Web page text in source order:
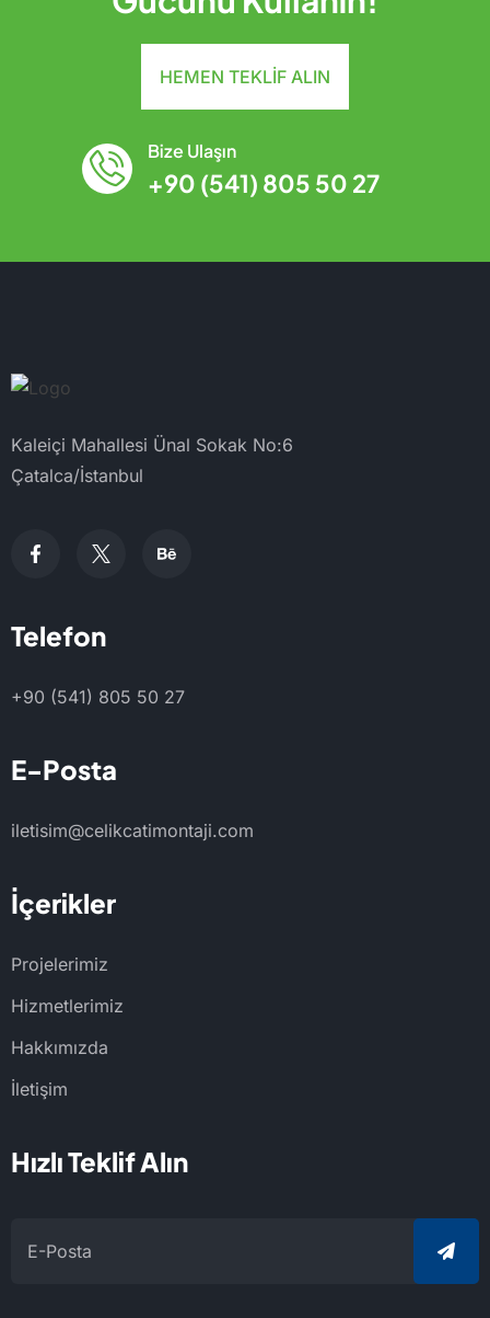
HEMEN TEKLIF ALIN
Bize Ulaşın
+90 (541) 805 50 27
Kaleiçi Mahallesi Ünal Sokak No:6
Çatalca/İstanbul
Telefon
+90 (541) 805 50 27
E-Posta
iletisim@celikcatimontaji.com
İçerikler
Projelerimiz
Hizmetlerimiz
Hakkımızda
İletişim
Hızlı Teklif Alın